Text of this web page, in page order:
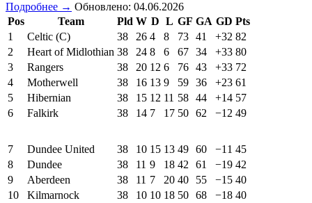
Подробнее → Обновлено: 04.06.2026
Pos
Team Pld W D L GF GA GD Pts
1
Celtic (C) 38 26 4 8 73 41 +32 82
2
Heart of Midlothian 38 24 8 6 67 34 +33 80
3
Rangers 38 20 12 6 76 43 +33 72
4
Motherwell 38 16 13 9 59 36 +23 61
5
Hibernian 38 15 12 11 58 44 +14 57
6
Falkirk 38 14 7 17 50 62 −12 49
7 Dundee United 38 10 15 13 49 60 −11 45
8
Dundee 38 11 9 18 42 61 −19 42
9
Aberdeen 38 11 7 20 40 55 −15 40
10
Kilmarnock 38 10 10 18 50 68 −18 40